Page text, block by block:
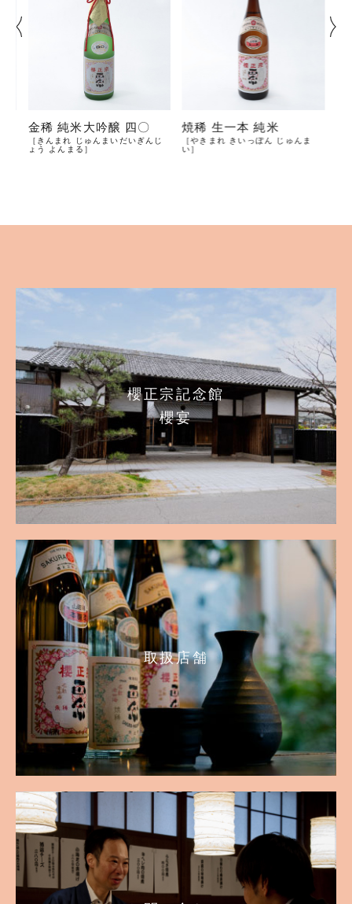
金稀 純米大吟醸 四〇
［きんまれ じゅんまいだいぎんじ
ょう よんまる］
焼稀 生一本 純米
［やきまれ きいっぽん じゅんま
い］
櫻正宗記念館
櫻宴
取扱店舗